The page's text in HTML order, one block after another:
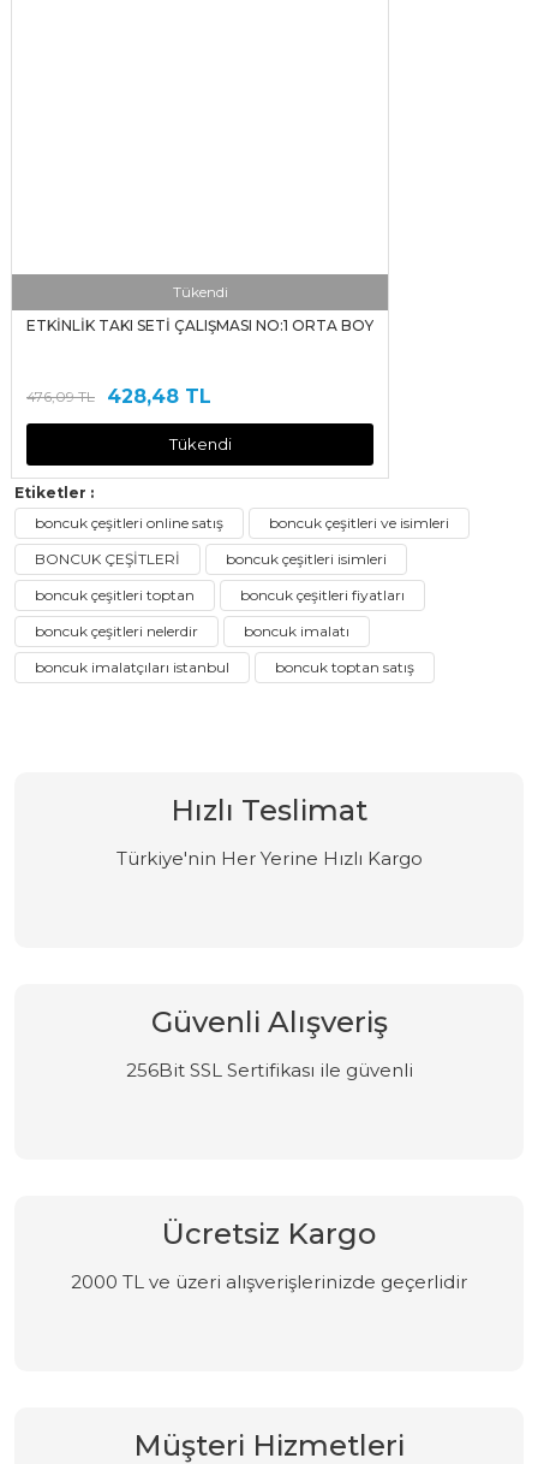
Tükendi
ETKİNLİK TAKI SETİ ÇALIŞMASI NO:1 ORTA BOY
476,09 TL 428,48 TL
Tükendi
Etiketler :
boncuk çeşitleri online satış
boncuk çeşitleri ve isimleri
BONCUK ÇEŞİTLERİ
boncuk çeşitleri isimleri
boncuk çeşitleri toptan
boncuk çeşitleri fiyatları
boncuk çeşitleri nelerdir
boncuk imalatı
boncuk imalatçıları istanbul
boncuk toptan satış
Hızlı Teslimat
Türkiye'nin Her Yerine Hızlı Kargo
Güvenli Alışveriş
256Bit SSL Sertifikası ile güvenli
Ücretsiz Kargo
2000 TL ve üzeri alışverişlerinizde geçerlidir
Müşteri Hizmetleri